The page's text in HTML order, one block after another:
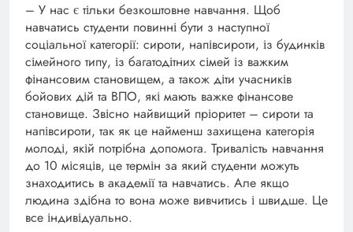
– У нас є тільки безкоштовне навчання. Щоб
навчатись студенти повинні бути з наступної
соціальної категорії: сироти, напівсироти, із будинків
сімейного типу, із багатодітних сімей із важким
фінансовим становищем, а також діти учасників
бойових дій та ВПО, які мають важке фінансове
становище. Звісно найвищий пріоритет – сироти та
напівсироти, так як це найменш захищена категорія
молоді, якій потрібна допомога. Тривалість навчання
до 10 місяців, це термін за який студенти можуть
знаходитись в академії та навчатись. Але якщо
людина здібна то вона може вивчитись і швидше. Це
все індивідуально.